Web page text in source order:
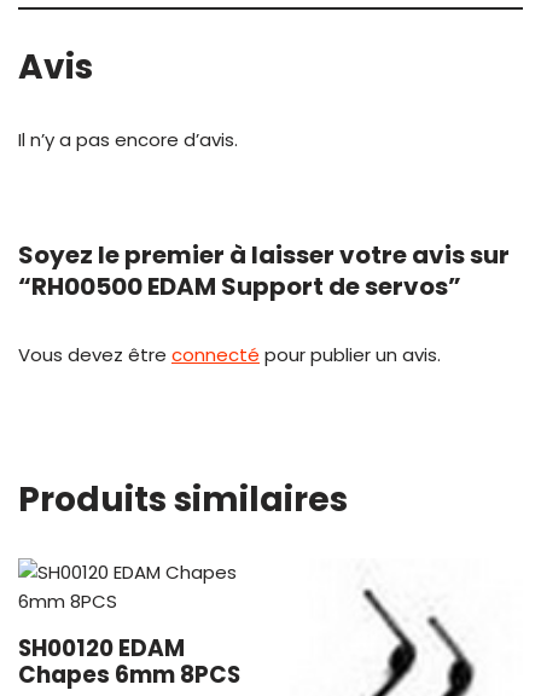
Avis
Il n’y a pas encore d’avis.
Soyez le premier à laisser votre avis sur
“RH00500 EDAM Support de servos”
Vous devez être connecté pour publier un avis.
Produits similaires
SH00120 EDAM
Chapes 6mm 8PCS